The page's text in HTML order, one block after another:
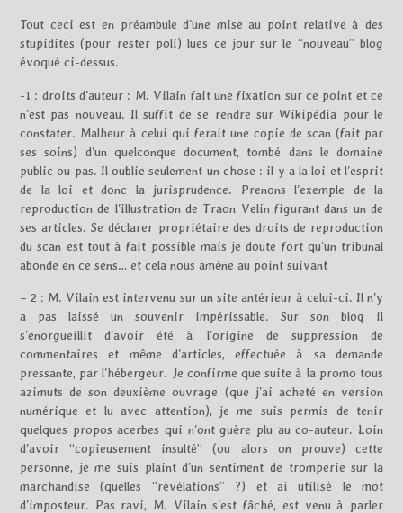
Tout ceci est en préambule d’une mise au point relative à des
stupidités (pour rester poli) lues ce jour sur le “nouveau” blog
évoqué ci-dessus.
-1 : droits d’auteur : M. Vilain fait une fixation sur ce point et ce
n’est pas nouveau. Il suffit de se rendre sur Wikipédia pour le
constater. Malheur à celui qui ferait une copie de scan (fait par
ses soins) d’un quelconque document, tombé dans le domaine
public ou pas. Il oublie seulement un chose : il y a la loi et l’esprit
de la loi et donc la jurisprudence. Prenons l’exemple de la
reproduction de l’illustration de Traon Velin figurant dans un de
ses articles. Se déclarer propriétaire des droits de reproduction
du scan est tout à fait possible mais je doute fort qu’un tribunal
abonde en ce sens… et cela nous amène au point suivant
– 2 : M. Vilain est intervenu sur un site antérieur à celui-ci. Il n’y
a pas laissé un souvenir impérissable. Sur son blog il
s’enorgueillit d’avoir été à l’origine de suppression de
commentaires et même d’articles, effectuée à sa demande
pressante, par l’hébergeur. Je confirme que suite à la promo tous
azimuts de son deuxième ouvrage (que j’ai acheté en version
numérique et lu avec attention), je me suis permis de tenir
quelques propos acerbes qui n’ont guère plu au co-auteur. Loin
d’avoir “copieusement insulté” (ou alors on prouve) cette
personne, je me suis plaint d’un sentiment de tromperie sur la
marchandise (quelles “révélations” ?) et ai utilisé le mot
d’imposteur. Pas ravi, M. Vilain s’est fâché, est venu à parler